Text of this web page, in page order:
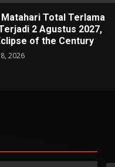
Matahari Total Terlama
2 Agustus 2027,
of the Century
2026